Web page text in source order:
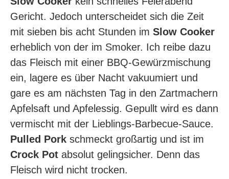
Gericht. Jedoch unterscheidet sich die Zeit
mit sieben bis acht Stunden im Slow Cooker
erheblich von der im Smoker. Ich reibe dazu
das Fleisch mit einer BBQ-Gewürzmischung
ein, lagere es über Nacht vakuumiert und
gare es am nächsten Tag in den Zartmachern
Apfelsaft und Apfelessig. Gepullt wird es dann
vermischt mit der Lieblings-Barbecue-Sauce.
Pulled Pork schmeckt großartig und ist im
Crock Pot absolut gelingsicher. Denn das
Fleisch wird nicht trocken.